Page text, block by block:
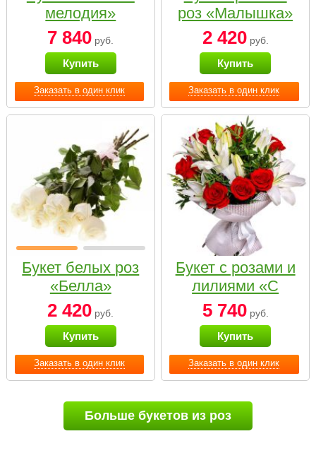
Заказать в один клик
мелодия»
7 840 руб.
Купить
Заказать в один клик
роз «Малышка»
2 420руб.
Купить
Заказать в один клик
Букет белых роз
«Белла»
2 420 руб.
Купить
Заказать в один клик
Букет с розами и
лилиями «С
наилучшими
пожеланиями»
5 740руб.
Купить
Больше букетов из роз